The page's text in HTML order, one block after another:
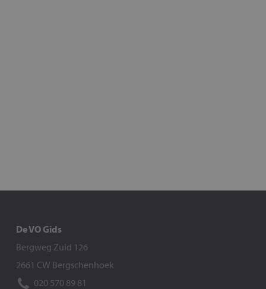
De VO Gids
Bergweg Zuid 126
2661 CW Bergschenhoek
020 570 89 81